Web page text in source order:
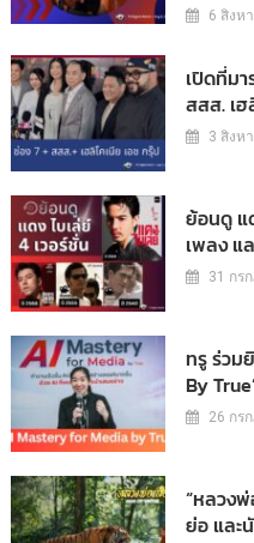
6 สิงห
เปิดที่มา
สสส. เฮ
3 สิงห
ย้อนดู แ
เพลง แ
31 กร
ทรู ร่วม
By
26 กร
“หลวงพ่
ย่อ และ